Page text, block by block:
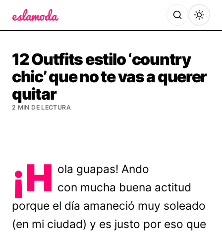
12 Outfits estilo ‘country
chic’ que no te vas a querer
quitar
2 MIN DE LECTURA
¡H ola guapas! Ando
con mucha buena actitud
porque el día amaneció muy soleado
(en mi ciudad) y es justo por eso que